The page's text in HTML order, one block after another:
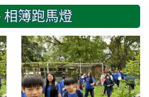
相簿跑馬燈
2024-11-14 六年級三和